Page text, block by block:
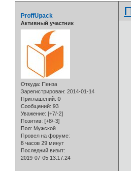
ProffUpack
Активный участник
Откуда: Пенза
Зарегистрирован: 2014-01-14
Приглашений: 0
Сообщений: 93
Уважение: [+7/-2]
Позитив: [+8/-3]
Пол: Мужской
Провел на форуме:
8 часов 29 минут
Последний визит:
2019-07-05 13:17:24